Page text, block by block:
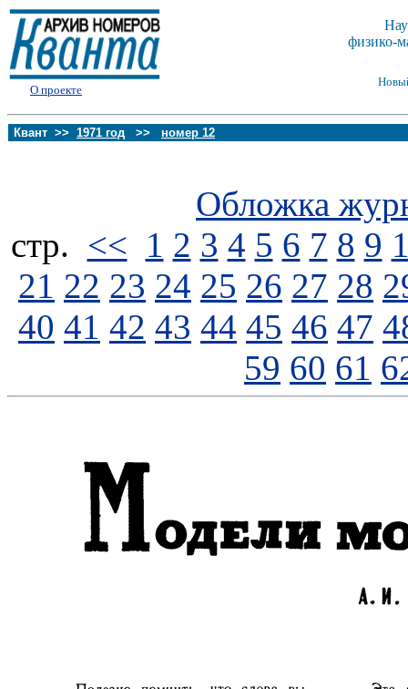
О проекте
физико-
Квант >> 1971 год >> номер 12
Обложка
стp. << 1 2 3 4 5 6 7 8 9
21 22 23 24 25 26 27 28
40 41 42 43 44 45 46 47
59 60 61